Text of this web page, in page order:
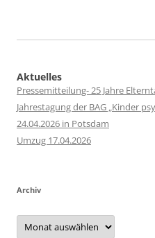
Aktuelles
Pressemitteilung- 25 Jahre
Jahrestagung der BAG „Kinder
24.04.2026 in Potsdam
Umzug 17.04.2026
Archiv
Archiv